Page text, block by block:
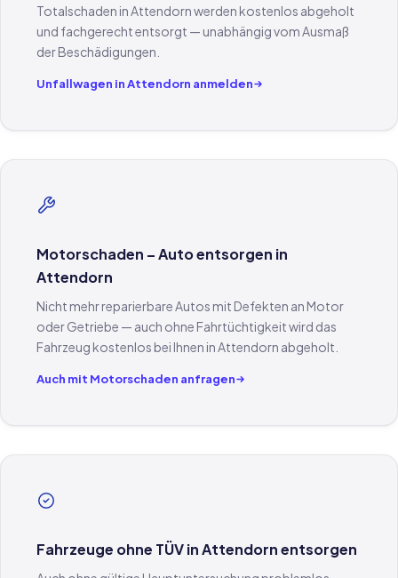
Totalschaden in Attendorn werden kostenlos abgeholt
und fachgerecht entsorgt — unabhängig vom Ausmaß
der Beschädigungen.
Unfallwagen in Attendorn anmelden
Motorschaden – Auto entsorgen in
Attendorn
Nicht mehr reparierbare Autos mit Defekten an Motor
oder Getriebe — auch ohne Fahrtüchtigkeit wird das
Fahrzeug kostenlos bei Ihnen in Attendorn abgeholt.
Auch mit Motorschaden anfragen
Fahrzeuge ohne TÜV in Attendorn entsorgen